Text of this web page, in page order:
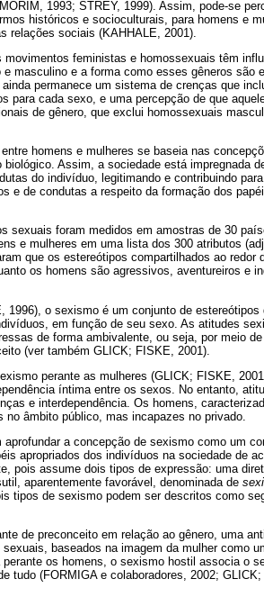
1993; STREY, 1999). Assim, pode-se
históricos e socioculturais, para homens e
relações sociais (KAHHALE, 2001).
feministas e homossexuais têm
masculino e a forma como esses gêneros são
permanece um sistema de crenças que
para cada sexo, e uma percepção de que
de gênero, que exclui homossexuais
homens e mulheres se baseia nas
Assim, a sociedade está impregnada
do indivíduo, legitimando e contribuindo
e de condutas a respeito da formação dos
sexuais foram medidos em amostras de 30
e mulheres em uma lista dos 300 atributos
que os estereótipos compartilhados ao redor
os homens são agressivos, aventureiros e
o sexismo é um conjunto de estereótipos
em função de seu sexo. As atitudes
de forma ambivalente, ou seja, por meio
(ver também GLICK; FISKE, 2001).
perante as mulheres (GLICK; FISKE,
íntima entre os sexos. No entanto,
e interdependência. Os homens,
âmbito público, mas incapazes no privado.
a concepção de sexismo como um
apropriados dos indivíduos na sociedade de
pois assume dois tipos de expressão: uma
aparentemente favorável, denominada de
tipos de sexismo podem ser descritos como
de preconceito em relação ao gênero, uma
baseados na imagem da mulher como
os homens, o sexismo hostil associa o
tudo (FORMIGA e colaboradores, 2002;